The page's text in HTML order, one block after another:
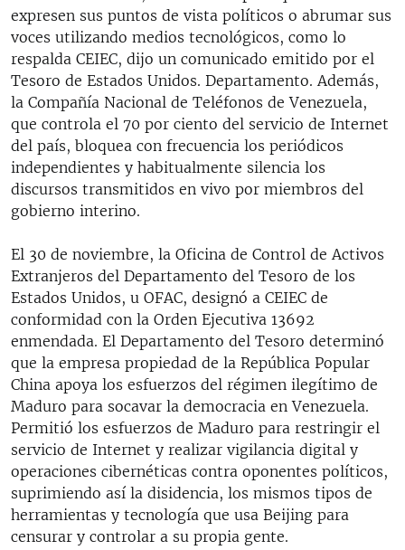
expresen sus puntos de vista políticos o abrumar sus
voces utilizando medios tecnológicos, como lo
respalda CEIEC, dijo un comunicado emitido por el
Tesoro de Estados Unidos. Departamento. Además,
la Compañía Nacional de Teléfonos de Venezuela,
que controla el 70 por ciento del servicio de Internet
del país, bloquea con frecuencia los periódicos
independientes y habitualmente silencia los
discursos transmitidos en vivo por miembros del
gobierno interino.
El 30 de noviembre, la Oficina de Control de Activos
Extranjeros del Departamento del Tesoro de los
Estados Unidos, u OFAC, designó a CEIEC de
conformidad con la Orden Ejecutiva 13692
enmendada. El Departamento del Tesoro determinó
que la empresa propiedad de la República Popular
China apoya los esfuerzos del régimen ilegítimo de
Maduro para socavar la democracia en Venezuela.
Permitió los esfuerzos de Maduro para restringir el
servicio de Internet y realizar vigilancia digital y
operaciones cibernéticas contra oponentes políticos,
suprimiendo así la disidencia, los mismos tipos de
herramientas y tecnología que usa Beijing para
censurar y controlar a su propia gente.